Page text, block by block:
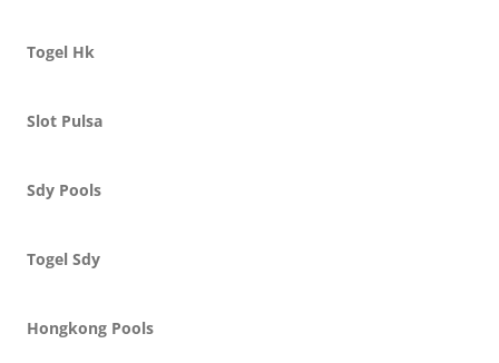
Togel Hk
Slot Pulsa
Sdy Pools
Togel Sdy
Hongkong Pools